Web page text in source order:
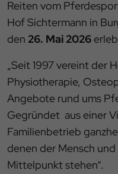
Reiten vom
Hof Sichtermann in
den 26. Mai 2026
„Seit 1997 vereint der
Physiotherapie,
Angebote rund ums
Gegründet aus einer
Familienbetrieb
denen der Mensch
Mittelpunkt stehen“.